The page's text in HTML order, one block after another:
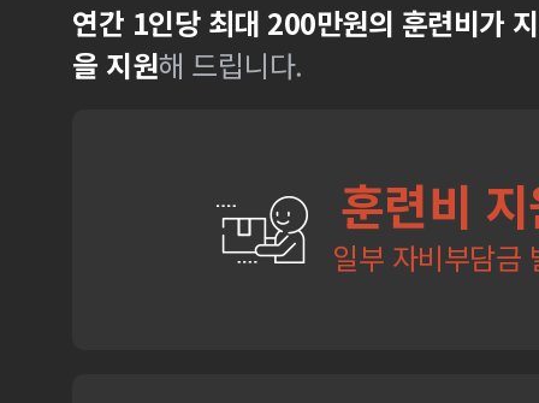
연간 1인당 최대 200만원의 훈련비가
을 지원해 드립니다.
훈련비
일부 자비부담금